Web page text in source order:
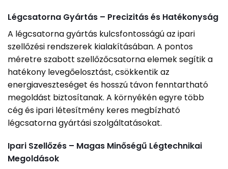
Légcsatorna Gyártás – Precizitás és Hatékonyság
A légcsatorna gyártás kulcsfontosságú az ipari
szellőzési rendszerek kialakításában. A pontos
méretre szabott szellőzőcsatorna elemek segítik a
hatékony levegőelosztást, csökkentik az
energiaveszteséget és hosszú távon fenntartható
megoldást biztosítanak. A környékén egyre több
cég és ipari létesítmény keres megbízható
légcsatorna gyártási szolgáltatásokat.
Ipari Szellőzés – Magas Minőségű Légtechnikai
Megoldások